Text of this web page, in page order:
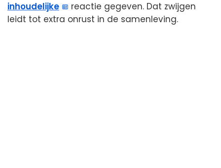
inhoudelijke
reactie gegeven. Dat zwijgen
leidt tot extra onrust in de samenleving.